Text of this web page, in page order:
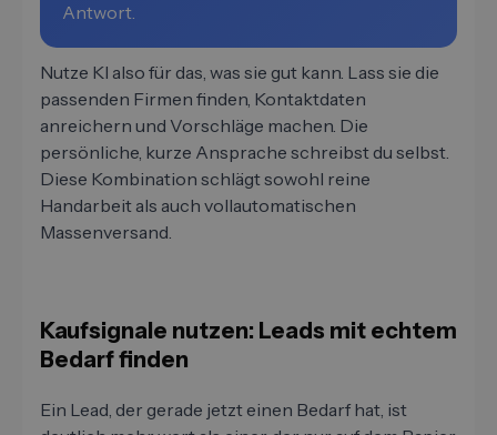
Antwort.
Nutze KI also für das, was sie gut kann. Lass sie die
passenden Firmen finden, Kontaktdaten
anreichern und Vorschläge machen. Die
persönliche, kurze Ansprache schreibst du selbst.
Diese Kombination schlägt sowohl reine
Handarbeit als auch vollautomatischen
Massenversand.
Kaufsignale nutzen: Leads mit echtem
Bedarf finden
Ein Lead, der gerade jetzt einen Bedarf hat, ist